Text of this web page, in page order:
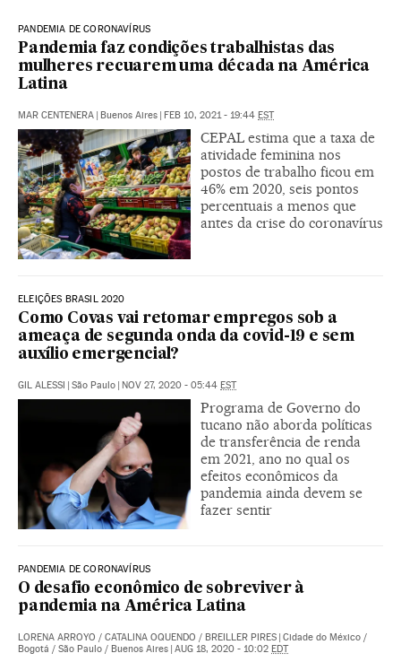
PANDEMIA DE CORONAVÍRUS
Pandemia faz condições trabalhistas das
mulheres recuarem uma década na América
Latina
MAR CENTENERA Buenos Aires FEB 10, 2021 - 19:44 EST
CEPAL estima que a taxa de
atividade feminina nos
postos de trabalho ficou em
46% em 2020, seis pontos
percentuais a menos que
antes da crise do coronavírus
ELEIÇÕES BRASIL 2020
Como Covas vai retomar empregos sob a
ameaça de segunda onda da covid-19 e sem
auxílio emergencial?
GIL ALESSI São Paulo NOV 27, 2020 - 05:44 EST
Programa de Governo do
tucano não aborda políticas
de transferência de renda
em 2021, ano no qual os
efeitos econômicos da
pandemia ainda devem se
fazer sentir
PANDEMIA DE CORONAVÍRUS
O desafio econômico de sobreviver à
pandemia na América Latina
LORENA ARROYO / CATALINA OQUENDO / BREILLER PIRES | Cidade do México /
Bogotá / São Paulo / Buenos Aires | AUG 18, 2020 - 10:02 EDT